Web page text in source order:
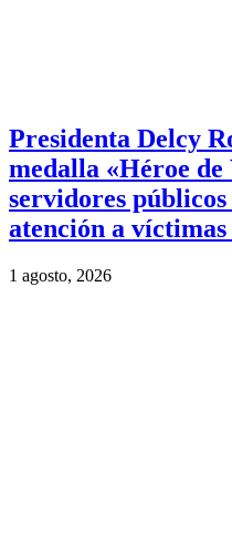
Presidenta Delcy
medalla «Héroe de
servidores
atención a
1 agosto, 2026